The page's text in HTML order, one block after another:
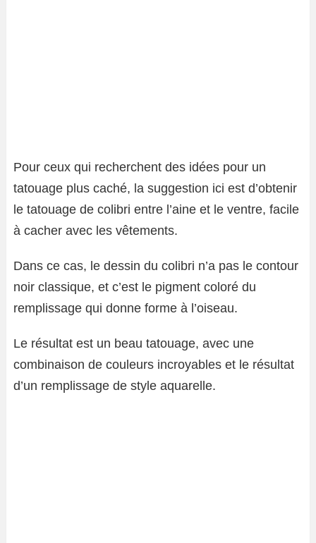
Pour ceux qui recherchent des idées pour un
tatouage plus caché, la suggestion ici est d’obtenir
le tatouage de colibri entre l’aine et le ventre, facile
à cacher avec les vêtements.
Dans ce cas, le dessin du colibri n’a pas le contour
noir classique, et c’est le pigment coloré du
remplissage qui donne forme à l’oiseau.
Le résultat est un beau tatouage, avec une
combinaison de couleurs incroyables et le résultat
d’un remplissage de style aquarelle.